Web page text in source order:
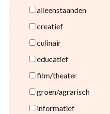
alleenstaanden
creatief
culinair
educatief
film/theater
groen/agrarisch
informatief